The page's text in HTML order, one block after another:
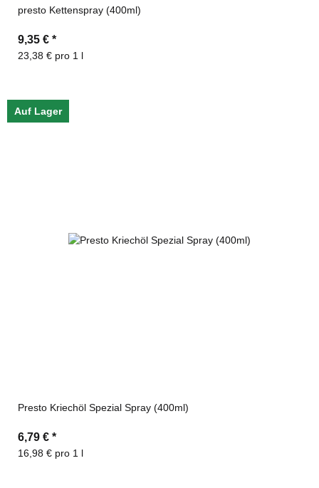
presto Kettenspray (400ml)
9,35 € *
23,38 € pro 1 l
Auf Lager
Presto Kriechöl Spezial Spray (400ml)
6,79 € *
16,98 € pro 1 l